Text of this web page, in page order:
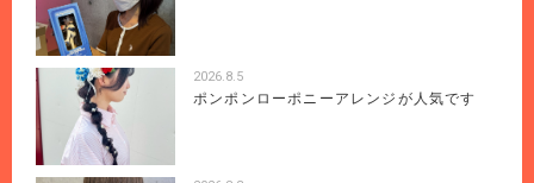
2026.8.5
ポンポンローポニーアレンジが人気です